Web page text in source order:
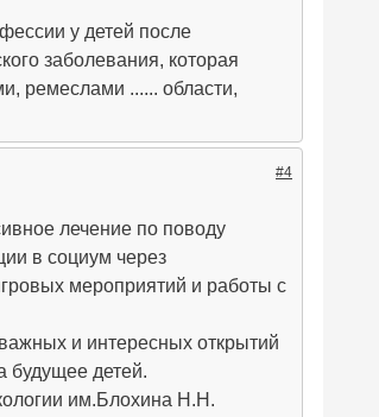
у детей после
заболевания, которая
ремеслами ...... области,
#4
лечение по поводу
в социум через
мероприятий и работы с
и интересных открытий
будущее детей.
им.Блохина Н.Н.